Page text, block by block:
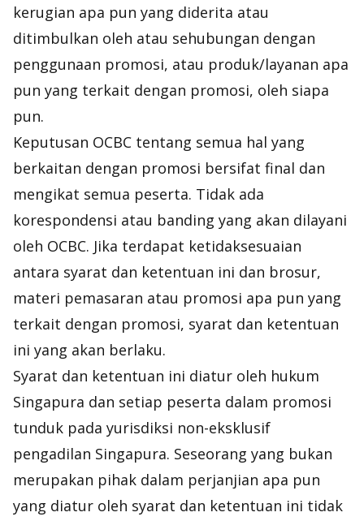
kerugian apa pun yang diderita atau
ditimbulkan oleh atau sehubungan dengan
penggunaan promosi, atau produk/layanan apa
pun yang terkait dengan promosi, oleh siapa
pun.
Keputusan OCBC tentang semua hal yang
berkaitan dengan promosi bersifat final dan
mengikat semua peserta. Tidak ada
korespondensi atau banding yang akan dilayani
oleh OCBC. Jika terdapat ketidaksesuaian
antara syarat dan ketentuan ini dan brosur,
materi pemasaran atau promosi apa pun yang
terkait dengan promosi, syarat dan ketentuan
ini yang akan berlaku.
Syarat dan ketentuan ini diatur oleh hukum
Singapura dan setiap peserta dalam promosi
tunduk pada yurisdiksi non-eksklusif
pengadilan Singapura. Seseorang yang bukan
merupakan pihak dalam perjanjian apa pun
yang diatur oleh syarat dan ketentuan ini tidak